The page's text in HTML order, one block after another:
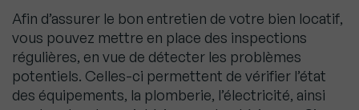
Afin d’assurer le bon entretien de votre bien locatif,
vous pouvez mettre en place des inspections
régulières, en vue de détecter les problèmes
potentiels. Celles-ci permettent de vérifier l’état
des équipements, la plomberie, l’électricité, ainsi